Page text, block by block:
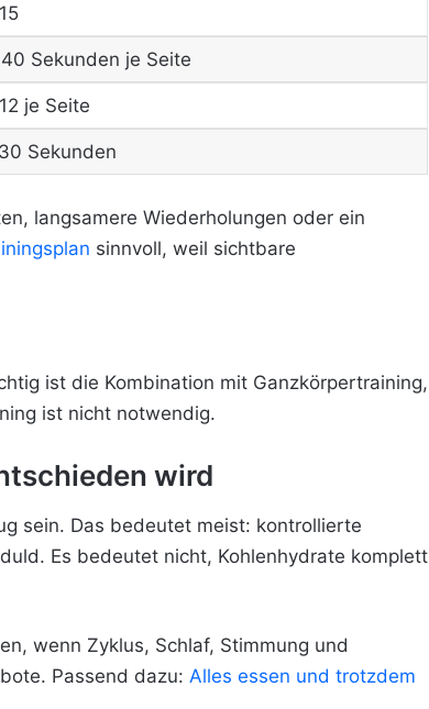
Sekunden je Seite
je Seite
Sekunden
langsamere Wiederholungen oder ein
sinnvoll, weil sichtbare
ist die Kombination mit Ganzkörpertraining,
ist nicht notwendig.
wird
sein. Das bedeutet meist: kontrollierte
Es bedeutet nicht, Kohlenhydrate komplett
wenn Zyklus, Schlaf, Stimmung und
Passend dazu: Alles essen und trotzdem